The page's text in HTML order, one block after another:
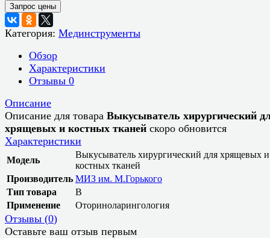
Категория: Мединструменты
Обзор
Характеристики
Отзывы 0
Описание
Описание для товара Выкусыватель хирургический
хрящевых и костных тканей скоро обновится
Характеристики
Модель
Выкусыватель хирургический для хрящевых и
костных тканей
Производитель МИЗ им. М.Горького
Тип товара
В
Применение
Оториноларингология
Отзывы (0)
Оставьте ваш отзыв первым